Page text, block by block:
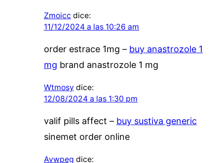
Zmoicc dice:
11/12/2024 a las 10:26 am
order estrace 1mg – buy anastrozole 1
mg brand anastrozole 1 mg
Wtmosy dice:
12/08/2024 a las 1:30 pm
valif pills affect – buy sustiva generic
sinemet order online
Avwpeg dice: